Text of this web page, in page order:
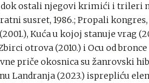
dok ostali njegovi krimići i
susret, 1986.; Propali
Kuća u kojoj stanuje vrag
otrova (2010.) i Ocu od
priče okosnica su žanrovski
Landranja (2023.) isprepliću